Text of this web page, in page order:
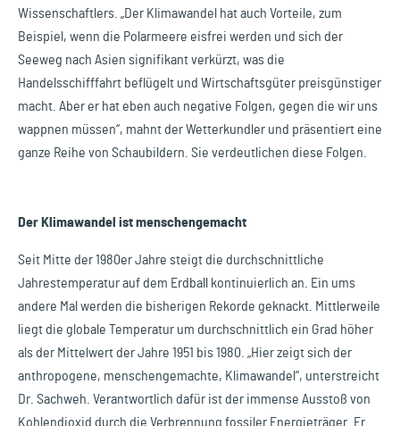
Wissenschaftlers. „Der Klimawandel hat auch Vorteile, zum
Beispiel, wenn die Polarmeere eisfrei werden und sich der
Seeweg nach Asien signifikant verkürzt, was die
Handelsschifffahrt beflügelt und Wirtschaftsgüter preisgünstiger
macht. Aber er hat eben auch negative Folgen, gegen die wir uns
wappnen müssen“, mahnt der Wetterkundler und präsentiert eine
ganze Reihe von Schaubildern. Sie verdeutlichen diese Folgen.
Der Klimawandel ist menschengemacht
Seit Mitte der 1980er Jahre steigt die durchschnittliche
Jahrestemperatur auf dem Erdball kontinuierlich an. Ein ums
andere Mal werden die bisherigen Rekorde geknackt. Mittlerweile
liegt die globale Temperatur um durchschnittlich ein Grad höher
als der Mittelwert der Jahre 1951 bis 1980. „Hier zeigt sich der
anthropogene, menschengemachte, Klimawandel“, unterstreicht
Dr. Sachweh. Verantwortlich dafür ist der immense Ausstoß von
Kohlendioxid durch die Verbrennung fossiler Energieträger. Er